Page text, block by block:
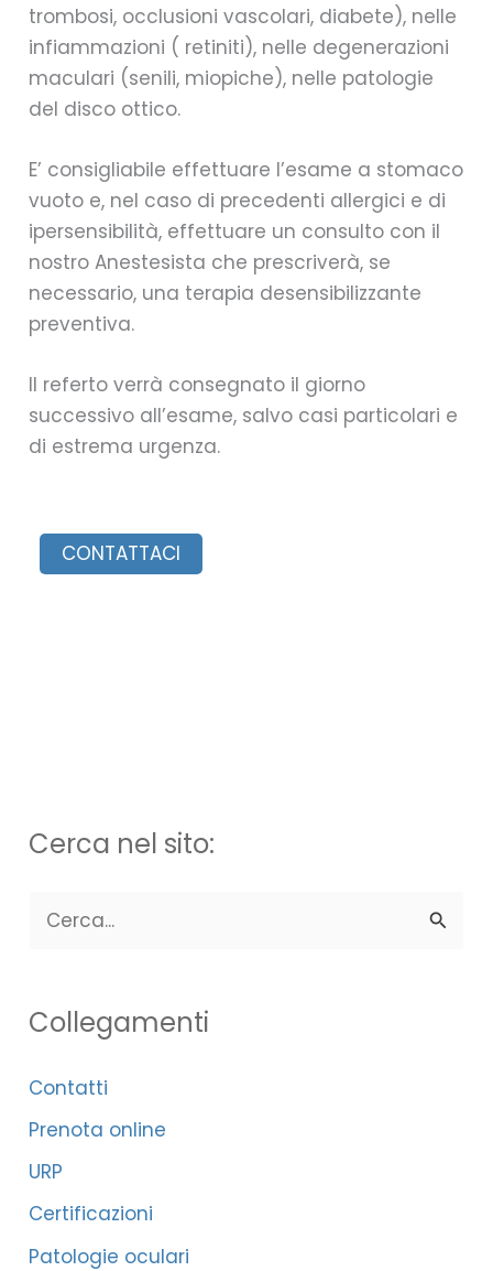
trombosi, occlusioni vascolari, diabete), nelle
infiammazioni ( retiniti), nelle degenerazioni
maculari (senili, miopiche), nelle patologie
del disco ottico.
E’ consigliabile effettuare l’esame a stomaco
vuoto e, nel caso di precedenti allergici e di
ipersensibilità, effettuare un consulto con il
nostro Anestesista che prescriverà, se
necessario, una terapia desensibilizzante
preventiva.
Il referto verrà consegnato il giorno
successivo all’esame, salvo casi particolari e
di estrema urgenza.
Cerca nel sito:
c
a
Collegamenti
Contatti
Prenota online
URP
Certificazioni
Patologie oculari